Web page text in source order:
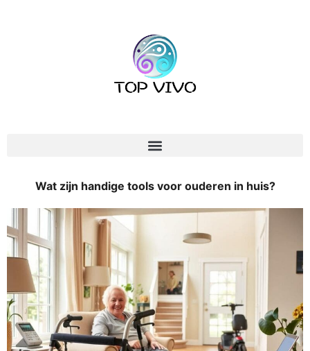
Wat zijn handige tools voor ouderen in huis?